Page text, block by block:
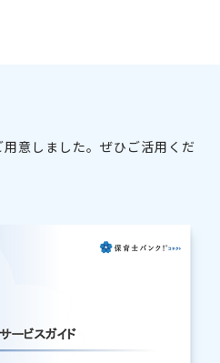
意しました。ぜひご活用くだ